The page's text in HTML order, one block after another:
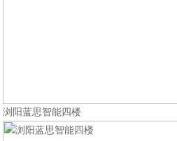
浏阳蓝思智能四楼